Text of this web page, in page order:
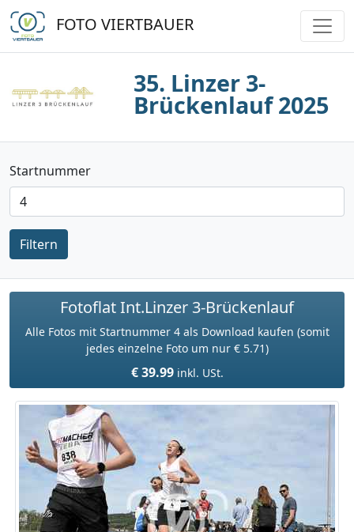
FOTO VIERTBAUER
35. Linzer 3-
Brückenlauf 2025
Startnummer
Filtern
Fotoflat Int.Linzer 3-Brückenlauf
Alle Fotos mit Startnummer 4 als Download kaufen (somit
jedes einzelne Foto um nur € 5.71)
€ 39.99 inkl. USt.